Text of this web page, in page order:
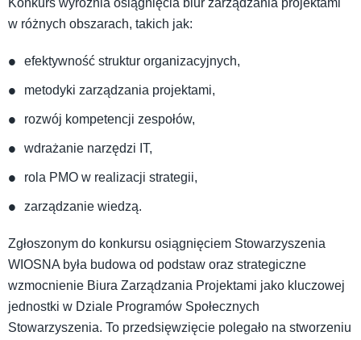
w różnych obszarach, takich jak:
efektywność struktur organizacyjnych,
metodyki zarządzania projektami,
rozwój kompetencji zespołów,
wdrażanie narzędzi IT,
rola PMO w realizacji strategii,
zarządzanie wiedzą.
Zgłoszonym do konkursu osiągnięciem Stowarzyszenia
WIOSNA była budowa od podstaw oraz strategiczne
wzmocnienie Biura Zarządzania Projektami jako kluczowej
jednostki w Dziale Programów Społecznych
Stowarzyszenia. To przedsięwzięcie polegało na stworzeniu